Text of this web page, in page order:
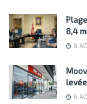
8,4
6
6